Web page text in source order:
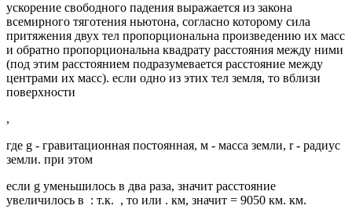
ускорение свободного падения выражается из закона
всемирного тяготения ньютона, согласно которому сила
притяжения двух тел пропорциональна произведению их масс
и обратно пропорциональна квадрату расстояния между ними
(под этим расстоянием подразумевается расстояние между
центрами их масс). если одно из этих тел земля, то вблизи
поверхности
,
где g - гравитационная постоянная, м - масса земли, r - радиус
земли. при этом
если g уменьшилось в два раза, значит расстояние
увеличилось в : т.к. , то или . км, значит = 9050 км. км.